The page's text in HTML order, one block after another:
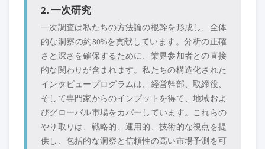
2. 一次研究
一次調査は私たちの方法論の根幹を形成し、全体
的な洞察の約80%を貢献しています。分析の正確
さと深さを確保するために、業界参加者との直接
的な関わりが含まれます。私たちの構造化された
インタビュープログラムは、経営幹部、取締役、
そして専門家からのインプットを得て、地域およ
びグローバル市場をカバーしています。これらの
やり取りは、戦略的、運用的、技術的な視点を提
供し、包括的な洞察と信頼性の高い市場予測を可